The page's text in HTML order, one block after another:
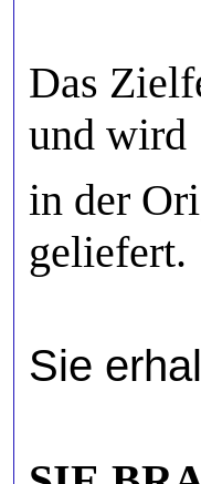
Das
und wird
in der
geliefert.
Sie